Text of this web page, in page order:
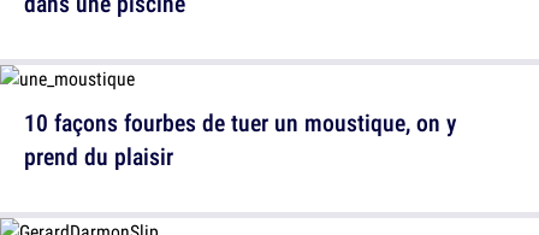
10 façons fourbes de tuer un moustique, on y
prend du plaisir